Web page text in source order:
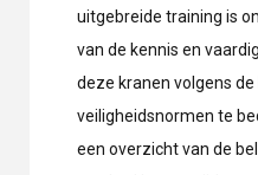
uitgebreide training is
van de kennis en
deze kranen volgens
veiligheidsnormen te
een overzicht van de